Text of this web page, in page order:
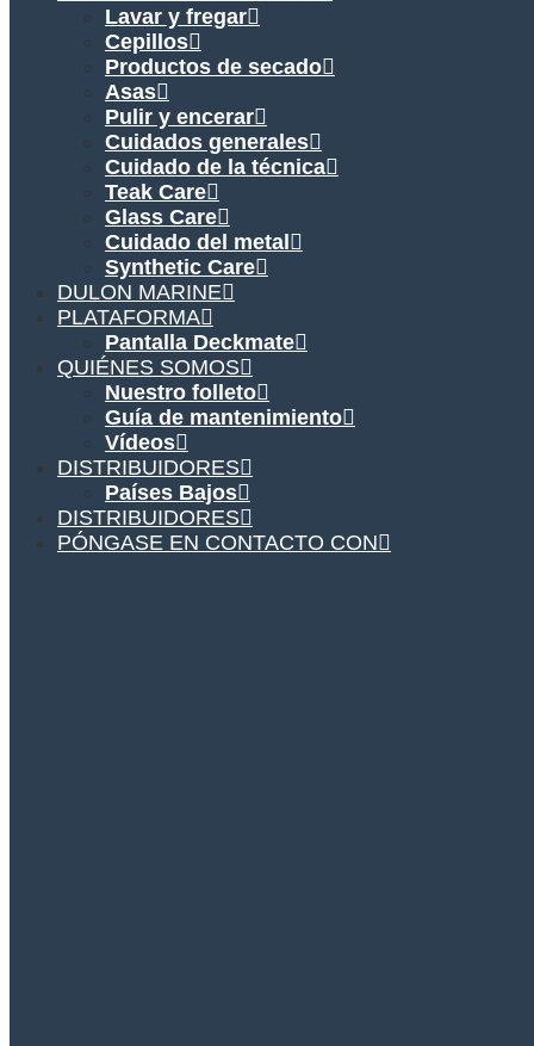
Lavar y fregar
Cepillos
Productos de secado
Asas
Pulir y encerar
Cuidados generales
Cuidado de la técnica
Teak Care
Glass Care
Cuidado del metal
Synthetic Care
DULON MARINE
PLATAFORMA
Pantalla Deckmate
QUIÉNES SOMOS
Nuestro folleto
Guía de mantenimiento
Vídeos
DISTRIBUIDORES
Países Bajos
DISTRIBUIDORES
PÓNGASE EN CONTACTO CON